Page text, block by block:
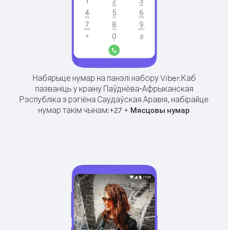
Набярыце нумар на панэлі набору Viber.Каб
пазваніць у краіну Паўднёва-Афрыканская
Рэспубліка з рэгіёна Саудаўская Аравія, набірайце
нумар такім чынам:+27 + Мясцовы нумар